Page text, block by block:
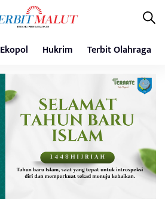
Ekopol Hukrim Terbit Olahraga